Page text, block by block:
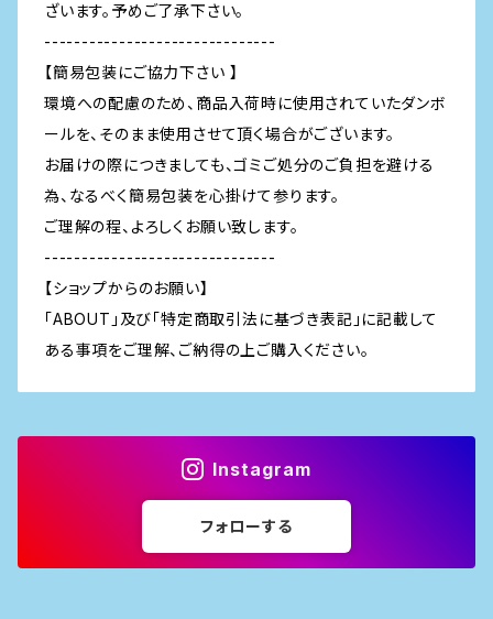
ざいます。予めご了承下さい。
-------------------------------
【簡易包装にご協力下さい 】
環境への配慮のため、商品入荷時に使用されていたダンボ
ールを、そのまま使用させて頂く場合がございます。
お届けの際につきましても、ゴミご処分のご負担を避ける
為、なるべく簡易包装を心掛けて参ります。
ご理解の程、よろしくお願い致します。
-------------------------------
【ショップからのお願い】
「ABOUT」及び「特定商取引法に基づき表記」に記載して
ある事項をご理解、ご納得の上ご購入ください。
Instagram
フォローする